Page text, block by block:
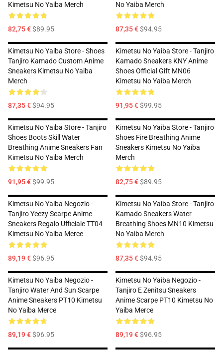
Kimetsu No Yaiba Merch
82,75 €$89.95
No Yaiba Merch
87,35 €$94.95
Kimetsu No Yaiba Store - Shoes
Tanjiro Kamado Custom Anime
Sneakers Kimetsu No Yaiba
Merch
87,35 €$94.95
Kimetsu No Yaiba Store - Tanjiro
Kamado Sneakers KNY Anime
Shoes Official Gift MN06
Kimetsu No Yaiba Merch
91,95 €$99.95
Kimetsu No Yaiba Store - Tanjiro
Shoes Boots Skill Water
Breathing Anime Sneakers Fan
Kimetsu No Yaiba Merch
91,95 €$99.95
Kimetsu No Yaiba Store - Tanjiro
Shoes Fire Breathing Anime
Sneakers Kimetsu No Yaiba
Merch
82,75 €$89.95
Kimetsu No Yaiba Negozio -
Tanjiro Yeezy Scarpe Anime
Sneakers Regalo Ufficiale TT04
Kimetsu No Yaiba Merce
89,19 €$96.95
Kimetsu No Yaiba Store - Tanjiro
Kamado Sneakers Water
Breathing Shoes MN10 Kimetsu
No Yaiba Merch
87,35 €$94.95
Kimetsu No Yaiba Negozio -
Tanjiro Water And Sun Scarpe
Anime Sneakers PT10 Kimetsu
No Yaiba Merce
89,19 €$96.95
Kimetsu No Yaiba Negozio -
Tanjiro E Zenitsu Sneakers
Anime Scarpe PT10 Kimetsu No
Yaiba Merce
89,19 €$96.95